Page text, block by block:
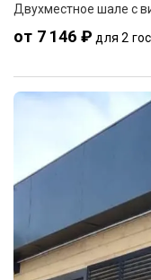
Двухместное шале с
от 7 146 ₽ для 2